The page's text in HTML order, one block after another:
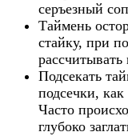
серъезный
Таймень
стайку, при
Подсекать
подсечки,
Часто
глубоко